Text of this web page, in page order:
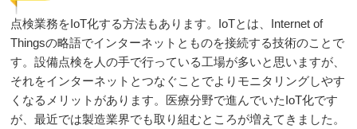
点検業務をIoT化する方法もあります。IoTとは、Internet of
Thingsの略語でインターネットとものを接続する技術のことで
す。設備点検を人の手で行っている工場が多いと思いますが、
それをインターネットとつなぐことでよりモニタリングしやす
くなるメリットがあります。医療分野で進んでいたIoT化です
が、最近では製造業界でも取り組むところが増えてきました。